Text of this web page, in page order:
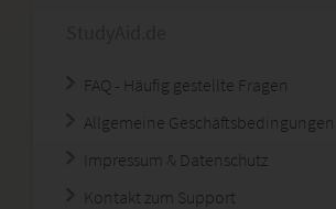
FAQ - Häufig gestellte Fragen
Allgemeine Geschäftsbedingungen
Impressum & Datenschutz
Kontakt zum Support